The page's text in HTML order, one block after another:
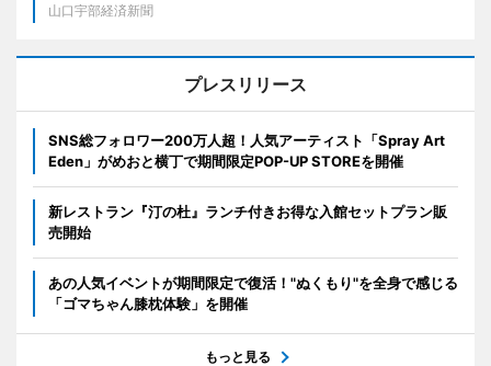
山口宇部経済新聞
プレスリリース
SNS総フォロワー200万人超！人気アーティスト「Spray Art
Eden」がめおと横丁で期間限定POP-UP STOREを開催
新レストラン『汀の杜』ランチ付きお得な入館セットプラン販
売開始
あの人気イベントが期間限定で復活！"ぬくもり"を全身で感じる
「ゴマちゃん膝枕体験」を開催
もっと見る